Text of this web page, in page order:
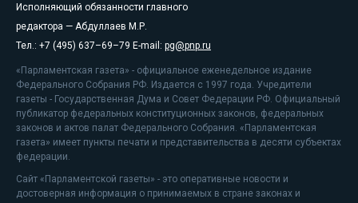
Исполняющий обязанности главного
редактора — Абдуллаев М.Р.
Тел.: +7 (495) 637–69–79 E-mail: pg@pnp.ru
«Парламентская газета» - официальное еженедельное издание
Федерального Собрания РФ. Издается с 1997 года. Учредители
газеты - Государственная Дума и Совет Федерации РФ. Официальный
публикатор федеральных конституционных законов, федеральных
законов и актов палат Федерального Собрания. «Парламентская
газета» имеет пункты печати и представительства в десяти субъектах
федерации.
Сайт «Парламентской газеты» - это оперативные новости и
достоверная информация о принимаемых в стране законах и